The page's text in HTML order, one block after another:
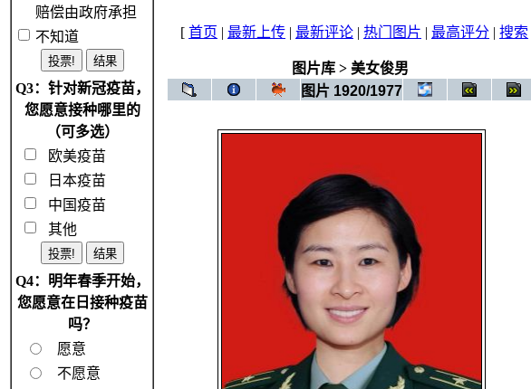
赔偿由政府承担
不知道
Q3：针对新冠疫苗，
您愿意接种哪里的
（可多选）
欧美疫苗
日本疫苗
中国疫苗
其他
Q4：明年春季开始，
您愿意在日接种疫苗
吗？
愿意
不愿意
[ 首页 | 最新上传 | 最新评论 | 热门图片 | 最高评分 | 搜索
图片库> 美女俊男
图片 1920/1977